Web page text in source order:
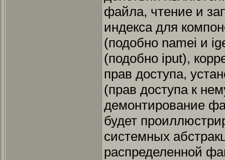
файла, чтение и
индекса для
(подобно namei и
(подобно iput),
прав доступа,
(прав доступа к
демонтирование
будет
системных
распределенной